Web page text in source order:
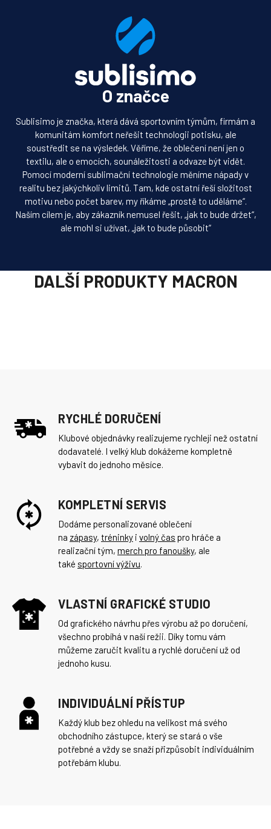
O značce
Sublisimo je značka, která dává sportovním týmům, firmám a
komunitám komfort neřešit technologii potisku, ale
soustředit se na výsledek. Věříme, že oblečení není jen o
textilu, ale o emocích, sounáležitosti a odvaze být vidět.
Pomocí moderní sublimační technologie měníme nápady v
realitu bez jakýchkoliv limitů. Tam, kde ostatní řeší složitost
motivu nebo počet barev, my říkáme „prostě to uděláme“.
Naším cílem je, aby zákazník nemusel řešit, „jak to bude držet“,
ale mohl si užívat, „jak to bude působit“
DALŠÍ PRODUKTY MACRON
RYCHLÉ DORUČENÍ
Klubové objednávky realizujeme rychleji než ostatní
dodavatelé. I velký klub dokážeme kompletně
vybavit do jednoho měsíce.
KOMPLETNÍ SERVIS
Dodáme personalizované oblečení
na zápasy, tréninky i volný čas pro hráče a
realizační tým, merch pro fanoušky, ale
také sportovní výživu.
VLASTNÍ GRAFICKÉ STUDIO
Od grafického návrhu přes výrobu až po doručení,
všechno probíhá v naší režii. Díky tomu vám
můžeme zaručit kvalitu a rychlé doručení už od
jednoho kusu.
INDIVIDUÁLNÍ PŘÍSTUP
Každý klub bez ohledu na velikost má svého
obchodního zástupce, který se stará o vše
potřebné a vždy se snaží přizpůsobit individuálním
potřebám klubu.